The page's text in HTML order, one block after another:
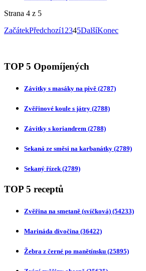
Strana 4 z 5
ZačátekPředchozí1 2345DalšíKonec
TOP 5 Opomíjených
Závitky s masáky na pivě (2787)
Zvěřinové koule s játry (2788)
Závitky s koriandrem (2788)
Sekaná ze směsi na karbanátky (2789)
Sekaný řízek(2789)
TOP 5 receptů
Zvěřina na smetaně (svíčková) (54233)
Marináda divočina (36422)
Žebra z černé po manětínsku (25895)